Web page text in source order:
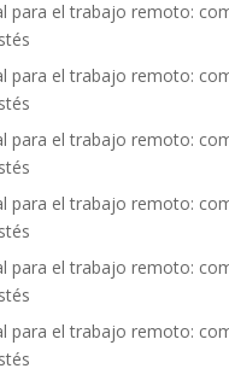
para el trabajo remoto:
para el trabajo remoto:
para el trabajo remoto:
para el trabajo remoto:
para el trabajo remoto:
para el trabajo remoto: